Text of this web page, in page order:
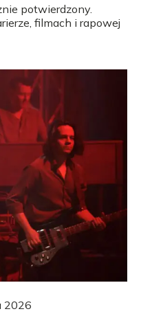
potwierdzony.
filmach i rapowej
2026